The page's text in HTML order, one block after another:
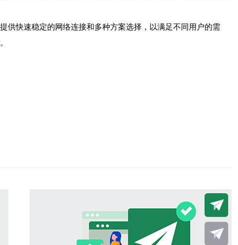
供快速稳定的网络连接和多种方案选择，以满足不同用户的需